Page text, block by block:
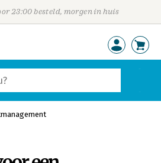
23:00 besteld, morgen in huis